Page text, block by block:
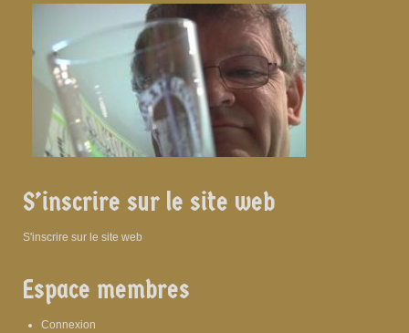
S’inscrire sur le site web
S'inscrire sur le site web
Espace membres
Connexion